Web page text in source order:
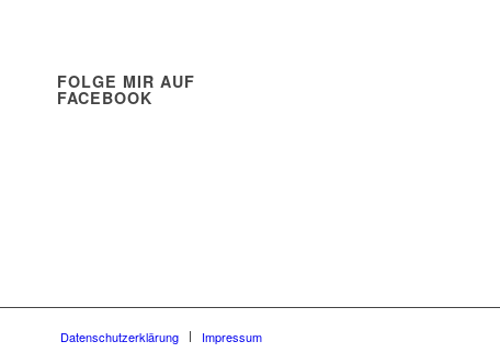
FOLGE MIR AUF
FACEBOOK
Datenschutzerklärung Impressum